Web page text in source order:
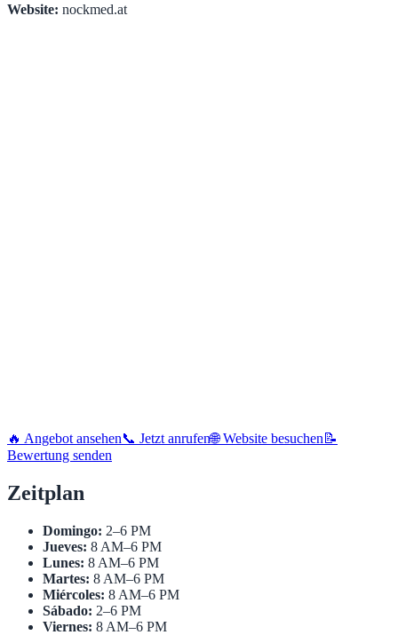
Website: nockmed.at
🔥 Angebot ansehen📞 Jetzt anrufen🌐 Website besuchen 📝
Bewertung senden
Zeitplan
Domingo: 2–6 PM
Jueves: 8 AM–6 PM
Lunes: 8 AM–6 PM
Martes: 8 AM–6 PM
Miércoles: 8 AM–6 PM
Sábado: 2–6 PM
Viernes: 8 AM–6 PM